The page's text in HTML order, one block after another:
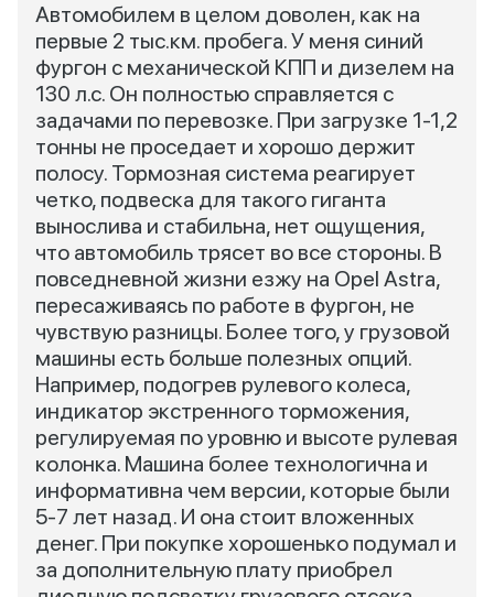
Автомобилем в целом доволен, как на
первые 2 тыс.км. пробега. У меня синий
фургон с механической КПП и дизелем на
130 л.с. Он полностью справляется с
задачами по перевозке. При загрузке 1-1,2
тонны не проседает и хорошо держит
полосу. Тормозная система реагирует
четко, подвеска для такого гиганта
вынослива и стабильна, нет ощущения,
что автомобиль трясет во все стороны. В
повседневной жизни езжу на Opel Astra,
пересаживаясь по работе в фургон, не
чувствую разницы. Более того, у грузовой
машины есть больше полезных опций.
Например, подогрев рулевого колеса,
индикатор экстренного торможения,
регулируемая по уровню и высоте рулевая
колонка. Машина более технологична и
информативна чем версии, которые были
5-7 лет назад. И она стоит вложенных
денег. При покупке хорошенько подумал и
за дополнительную плату приобрел